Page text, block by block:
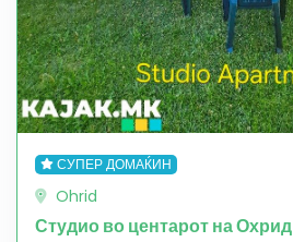
СУПЕР ДОМАЌИН
Ohrid
Студио во центарот на Охрид